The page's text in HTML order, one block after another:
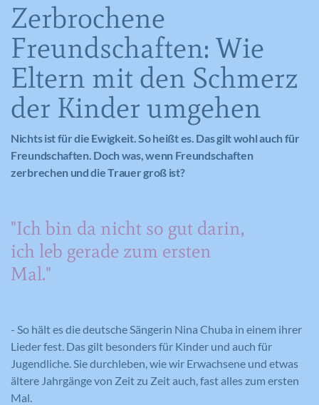
Zerbrochene
Freundschaften: Wie
Eltern mit den Schmerz
der Kinder umgehen
Nichts ist für die Ewigkeit. So heißt es. Das gilt wohl auch für
Freundschaften. Doch was, wenn Freundschaften
zerbrechen und die Trauer groß ist?
"Ich bin da nicht so gut darin,
ich leb gerade zum ersten
Mal."
- So hält es die deutsche Sängerin Nina Chuba in einem ihrer
Lieder fest. Das gilt besonders für Kinder und auch für
Jugendliche. Sie durchleben, wie wir Erwachsene und etwas
ältere Jahrgänge von Zeit zu Zeit auch, fast alles zum ersten
Mal.